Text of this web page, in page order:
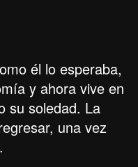
él lo esperaba,
y ahora vive en
su soledad. La
una vez